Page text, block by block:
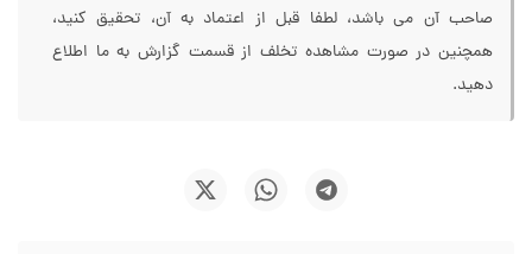
صاحب آن می باشد، لطفا قبل از اعتماد به آن، تحقیق کنید،
همچنین در صورت مشاهده تخلف از قسمت گزارش به ما اطلاع
دهید.